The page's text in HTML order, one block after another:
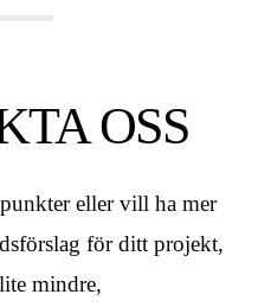
OSS
eller vill ha mer
för ditt projekt,
mindre,